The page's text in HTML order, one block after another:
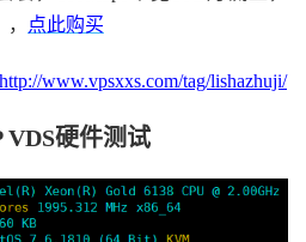
点此购买
http://www.vpsxxs.com/tag/lishazhuji/
VDS硬件测试